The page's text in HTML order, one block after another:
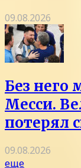
09.08.2026
Без него
Месси.
потерял
09.08.2026
еще